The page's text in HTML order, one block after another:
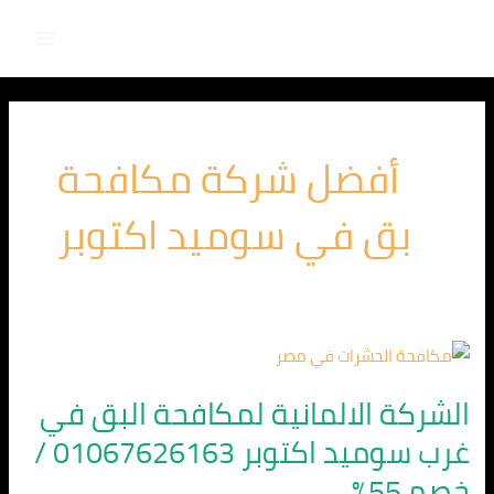
المحتوى
أفضل شركة مكافحة
بق في سوميد اكتوبر
الشركة الالمانية لمكافحة البق في
غرب سوميد اكتوبر 01067626163 /
الشركة
لمكافحة
البق
في